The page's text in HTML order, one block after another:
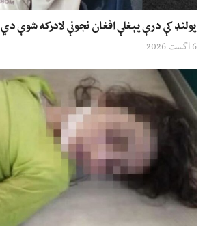
پولنډ کې درې پېغلې افغان نجونې لادرکه شوې دي
6 اگست 2026